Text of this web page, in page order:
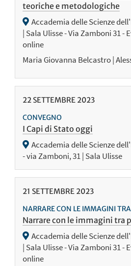
teoriche e metodologiche
Accademia delle Scienze
| Sala Ulisse - Via Zamboni 31 -
online
Maria Giovanna Belcastro |
22 SETTEMBRE 2023
CONVEGNO
I Capi di Stato oggi
Accademia delle Scienze
- via Zamboni, 31 | Sala Ulisse
21 SETTEMBRE 2023
NARRARE CON LE IMMAGINI
Narrare con le immagini tra
Accademia delle Scienze
| Sala Ulisse - Via Zamboni 31 -
online